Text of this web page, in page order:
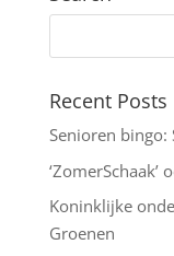
Recent Posts
Senioren bingo:
‘ZomerSchaak’
Koninklijke
Groenen